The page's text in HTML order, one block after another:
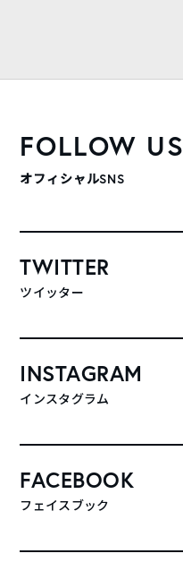
FOLLOW US
オフィシャルSNS
TWITTER
ツイッター
INSTAGRAM
インスタグラム
FACEBOOK
フェイスブック